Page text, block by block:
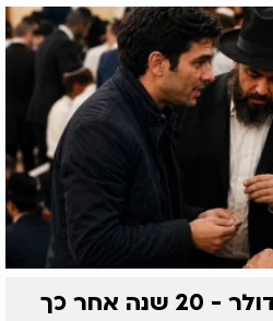
הרבי סירב לתת לו דולר - 20 שנה אחר כך